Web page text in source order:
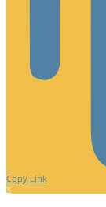
Copy Link
×